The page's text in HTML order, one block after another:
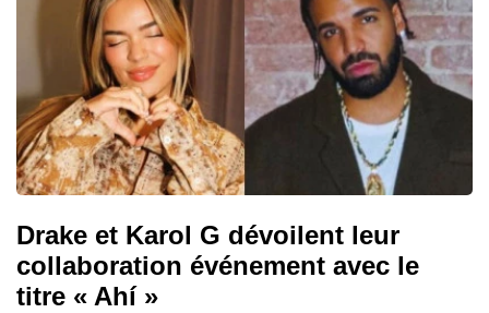
Drake et Karol G dévoilent leur
collaboration événement avec le
titre « Ahí »